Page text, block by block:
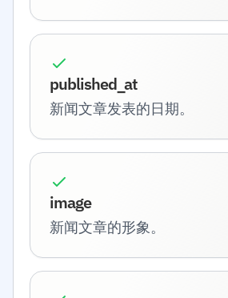
published_at
新闻文章发表的日期。
image
新闻文章的形象。